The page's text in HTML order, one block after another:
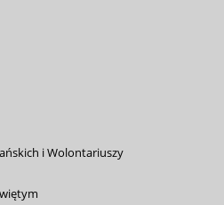
i Wolontariuszy